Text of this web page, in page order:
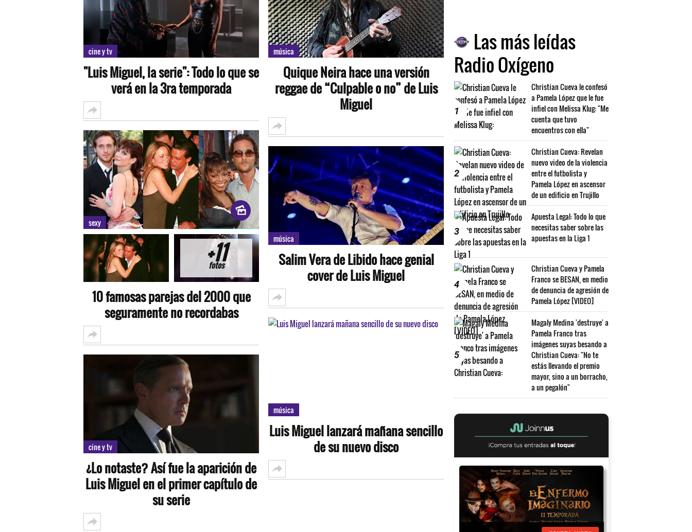
cine y tv
"Luis Miguel, la serie": Todo lo que se
verá en la 3ra temporada
sexy
+11
fotos
10 famosas parejas del 2000 que
seguramente no recordabas
cine y tv
¿Lo notaste? Así fue la aparición de
Luis Miguel en el primer capítulo de
su serie
música
Quique Neira hace una versión
reggae de “Culpable o no” de Luis
Miguel
música
Salim Vera de Libido hace genial
cover de Luis Miguel
música
Luis Miguel lanzará mañana sencillo
de su nuevo disco
Las más leídas
Radio Oxígeno
1
Christian Cueva le confesó
a Pamela López que le fue
infiel con Melissa Klug: "Me
cuenta que tuvo
encuentros con ella"
2
Christian Cueva: Revelan
nuevo video de la violencia
entre el futbolista y
Pamela López en ascensor
de un edificio en Trujillo
3
Apuesta Legal: Todo lo que
necesitas saber sobre las
apuestas en la Liga 1
4
Christian Cueva y Pamela
Franco se BESAN, en medio
de denuncia de agresión de
Pamela López [VIDEO]
5
Magaly Medina 'destruye' a
Pamela Franco tras
imágenes suyas besando a
Christian Cueva: "No te
estás llevando el premio
mayor, sino a un borracho,
a un pegalón"